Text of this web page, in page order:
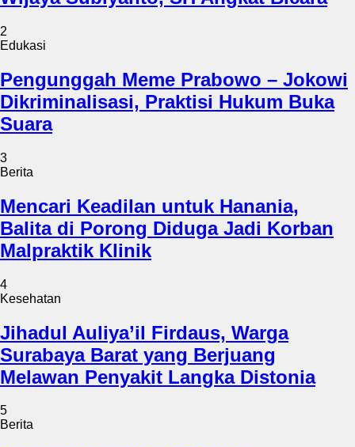
2
Edukasi
Pengunggah Meme Prabowo – Jokowi
Dikriminalisasi, Praktisi Hukum Buka
Suara
3
Berita
Mencari Keadilan untuk Hanania,
Balita di Porong Diduga Jadi Korban
Malpraktik Klinik
4
Kesehatan
Jihadul Auliya’il Firdaus, Warga
Surabaya Barat yang Berjuang
Melawan Penyakit Langka Distonia
5
Berita